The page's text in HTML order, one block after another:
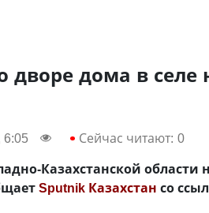
дворе дома в селе
6:05 Сейчас читают: 0
Казахстанской области
Sputnik Казахстан со